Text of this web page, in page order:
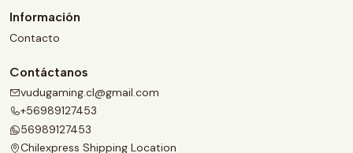
Información
Contacto
Contáctanos
vudugaming.cl@gmail.com
+56989127453
56989127453
Chilexpress Shipping Location